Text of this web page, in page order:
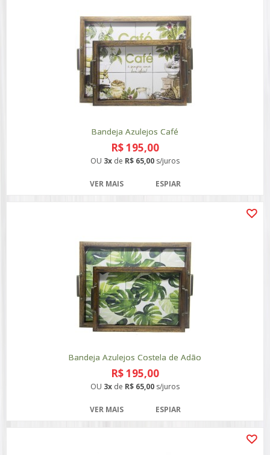
Bandeja Azulejos Café
R$ 195,00
OU 3x de R$ 65,00 s/juros
VER MAIS ESPIAR
Bandeja Azulejos Costela de Adão
R$ 195,00
OU 3x de R$ 65,00 s/juros
VER MAIS ESPIAR